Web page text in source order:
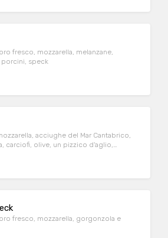
fresco, mozzarella, melanzane,
speck
acciughe del Mar Cantabrico,
carciofi, olive, un pizzico d'aglio,
fresco, mozzarella, gorgonzola e